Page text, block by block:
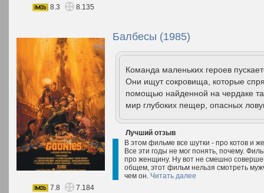
8.3
8.135
Балбесы (1985)
Команда маленьких героев
Они ищут сокровища, которые
помощью найденной на чердаке
мир глубоких пещер, опасных
Лучший отзыв
В этом фильме все шутки - про котов и
Все эти годы не мог понять, почему.
про женщину. Ну вот не смешно
общем, этот фильм нельзя смотреть
чем он. Читать далее
7.8
7.184